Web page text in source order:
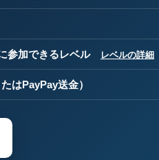
参加できるレベル レベルの詳細
はPayPay送金）